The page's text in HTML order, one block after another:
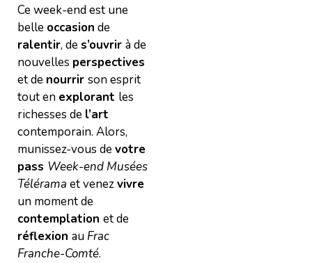
Ce week-end est une
belle occasion de
ralentir, des’ouvrir à de
nouvelles perspectives
et de nourrir son esprit
tout en explorant les
richesses de l’art
contemporain. Alors,
munissez-vous devotre
pass Week-end Musées
Télérama et venezvivre
un moment de
contemplation et de
réflexion au Frac
Franche-Comté.